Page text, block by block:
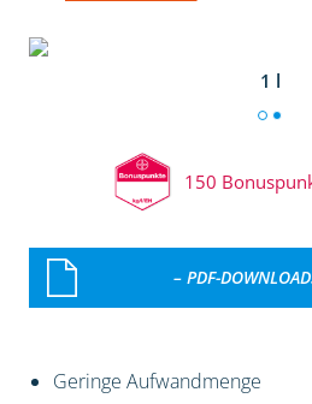
1 l
150
– PDF-
Geringe Aufwandmenge